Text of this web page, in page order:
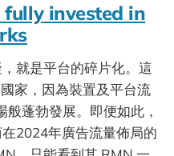
invested in
就是平台的碎片化。這
家，因為裝置及平台流
蓬勃發展。即便如此，
2024年廣告流量佈局的